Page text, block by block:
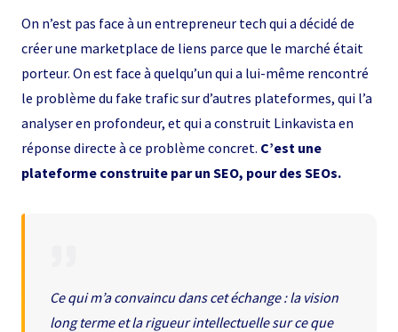
On n’est pas face à un entrepreneur tech qui a décidé de
créer une marketplace de liens parce que le marché était
porteur. On est face à quelqu’un qui a lui-même rencontré
le problème du fake trafic sur d’autres plateformes, qui l’a
analyser en profondeur, et qui a construit Linkavista en
réponse directe à ce problème concret. C’est une
plateforme construite par un SEO, pour des SEOs.
Ce qui m’a convaincu dans cet échange : la vision
long terme et la rigueur intellectuelle sur ce que